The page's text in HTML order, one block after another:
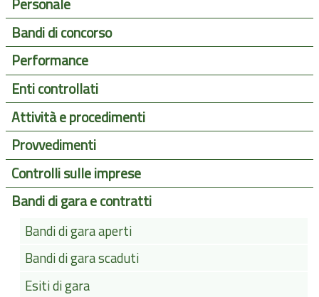
Personale
Bandi di concorso
Performance
Enti controllati
Attività e procedimenti
Provvedimenti
Controlli sulle imprese
Bandi di gara e contratti
Bandi di gara aperti
Bandi di gara scaduti
Esiti di gara